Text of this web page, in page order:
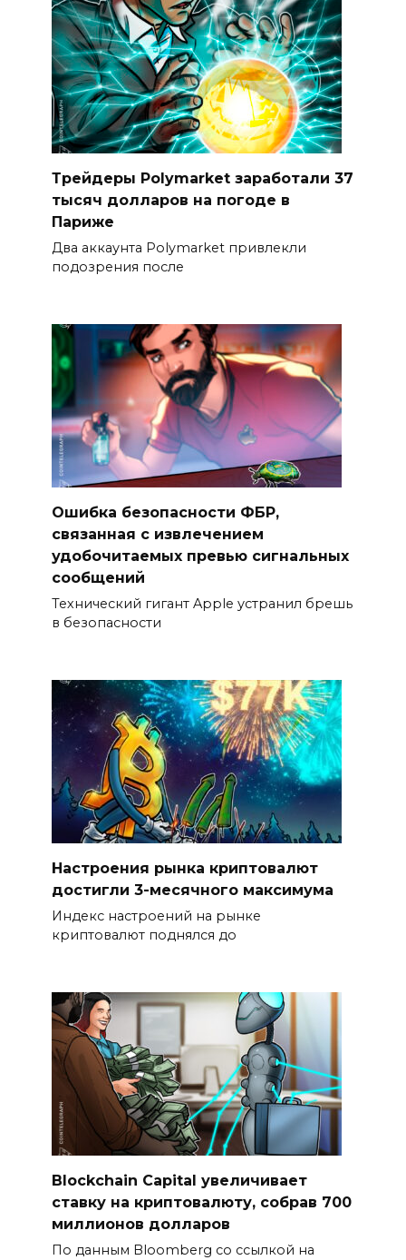
Трейдеры Polymarket заработали 37
тысяч долларов на погоде в
Париже
Два аккаунта Polymarket привлекли
подозрения после
Ошибка безопасности ФБР,
связанная с извлечением
удобочитаемых превью сигнальных
сообщений
Технический гигант Apple устранил брешь
в безопасности
Настроения рынка криптовалют
достигли 3-месячного максимума
Индекс настроений на рынке
криптовалют поднялся до
Blockchain Capital увеличивает
ставку на криптовалюту, собрав 700
миллионов долларов
По данным Bloomberg со ссылкой на